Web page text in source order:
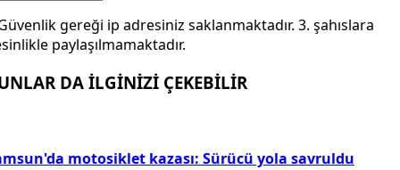
gereği ip adresiniz saklanmaktadır. 3. şahıslara
paylaşılmamaktadır.
DA İLGİNİZİ ÇEKEBİLİR
motosiklet kazası: Sürücü yola savruldu